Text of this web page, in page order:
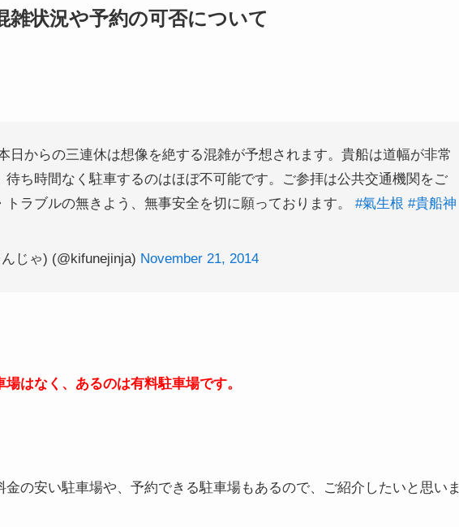
雑状況や予約の可否について
日からの三連休は想像を絶する混雑が予想されます。貴船は道幅が非常
待ち時間なく駐車するのはほぼ不可能です。ご参拝は公共交通機関をご
ラブルの無きよう、無事安全を切に願っております。 #氣生根 #貴船神
じゃ) (@kifunejinja) November 21, 2014
場はなく、あるのは有料駐車場です。
の安い駐車場や、予約できる駐車場もあるので、ご紹介したいと思いま